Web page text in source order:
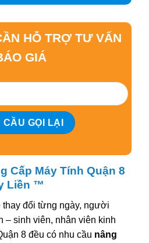
HỖ TRỢ TƯ VẤN
GIÁ
Cấp Máy Tính Quận 8
Liền ™
đổi từng ngày, người
– sinh viên, nhân viên kinh
8 đều có nhu cầu nâng